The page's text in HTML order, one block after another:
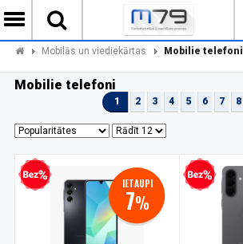
Mobilās un viediekārtas Mobilie telefoni
Mobilie telefoni
1 2 3 4 5 6 7 8
kredīts IETAUPI
7%
Bezprocentu kredīts